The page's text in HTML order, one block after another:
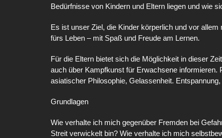
Bedürfnisse von Kindern und Eltern liegen und wie
Es ist unser Ziel, die Kinder körperlich und vor
fürs Leben – mit Spaß und Freude am Lernen.
Für die Eltern bietet sich die Möglichkeit in dieser
auch über Kampfkunst für Erwachsene
asiatischer Philosophie, Gelassenheit.
Grundlagen
Wie verhalte ich mich gegenüber Fremden bei
Streit verwickelt bin? Wie verhalte ich mich